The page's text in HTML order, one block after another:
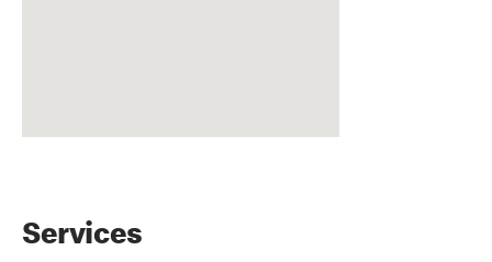
Services